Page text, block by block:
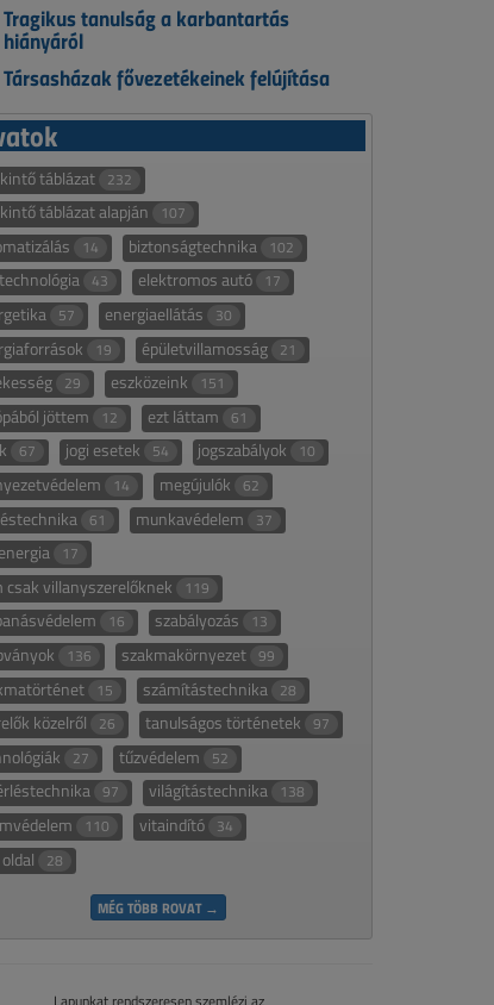
Tragikus tanulság a karbantartás
hiányáról
Társasházak fővezetékeinek felújítása
táblázat 232
táblázat alapján 107
14 biztonságtechnika 102
43 elektromos autó 17
57 energiaellátás 30
19 épületvillamosság 21
29 eszközeink 151
jöttem 12 ezt láttam 61
67 jogi esetek 54 jogszabályok 10
14 megújulók 62
61 munkavédelem 37
17
csak villanyszerelőknek 119
16 szabályozás 13
136 szakmakörnyezet 99
15 számítástechnika 28
közelről 26 tanulságos történetek 97
27 tűzvédelem 52
97 világítástechnika 138
110 vitaindító 34
28
MÉG TÖBB ROVAT →